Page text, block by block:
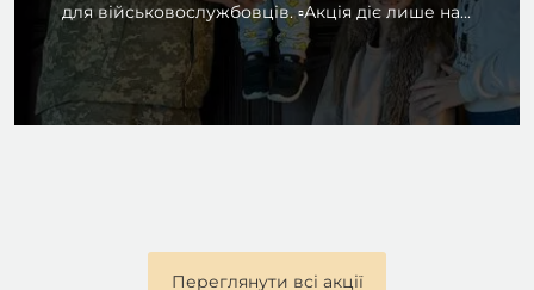
для військовослужбовців. ▫️Акція діє лише на...
Переглянути всі акції